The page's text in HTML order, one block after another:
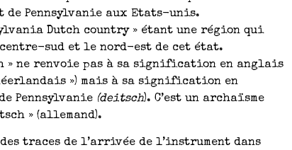
de Pennsylvanie aux Etats-unis.
Dutch country » étant une région qui
sud et le nord-est de cet état.
» ne renvoie pas à sa signification en anglais
») mais à sa signification en
Pennsylvanie (deitsch). C’est un archaïsme
» (allemand).
traces de l’arrivée de l’instrument dans